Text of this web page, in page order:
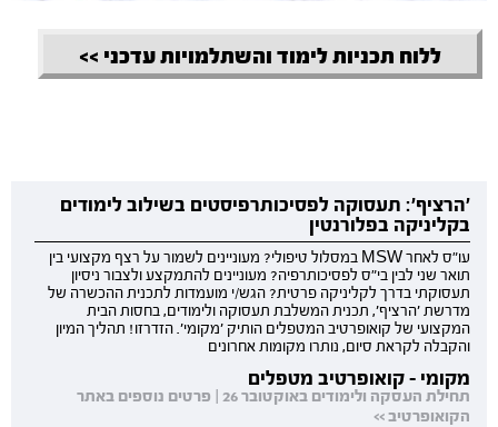
ללוח תכניות לימוד והשתלמויות עדכני >>
'הרציף': תעסוקה לפסיכותרפיסטים בשילוב לימודים
בקליניקה בפלורנטין
עו"ס לאחר MSW במסלול טיפולי? מעוניינים לשמור על רצף מקצועי בין
תואר שני לבין בי"ס לפסיכותרפיה? מעוניינים להתמקצע ולצבור ניסיון
תעסוקתי בדרך לקליניקה פרטית? הגש/י מועמדות לתכנית ההכשרה של
מדרשת 'הרציף', תכנית המשלבת תעסוקה ולימודים, בחסות הבית
המקצועי של קואופרטיב המטפלים הותיק 'מקומי'. הזדרזו! תהליך המיון
והקבלה לקראת סיום, נותרו מקומות אחרונים
מקומי - קואופרטיב מטפלים
תחילת העסקה ולימודים באוקטובר 26 | פרטים נוספים באתר
הקואופרטיב >>